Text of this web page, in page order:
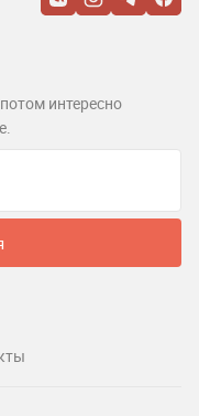
интересно